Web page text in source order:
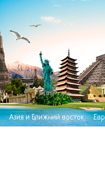
Азия и Ближний восток